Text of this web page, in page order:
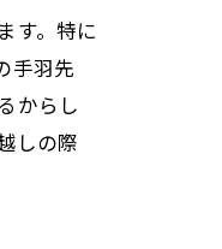
す。特に
手羽先
からし
しの際